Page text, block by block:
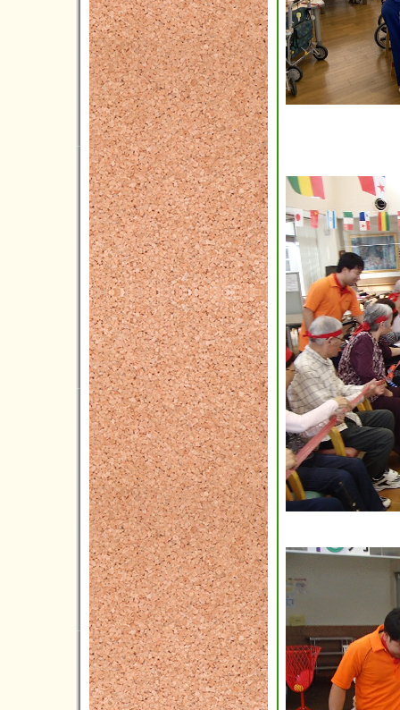
2017年05月(9)
2017年04月(5)
2017年03月(10)
2017年02月(8)
2017年01月(4)
2016年12月(6)
2016年11月(4)
2016年10月(8)
2016年09月(6)
2016年08月(4)
2016年07月(9)
2016年06月(6)
2016年05月(3)
2016年04月(3)
2016年03月(2)
2016年02月(7)
2016年01月(5)
2015年12月(3)
2015年11月(2)
2015年10月(4)
2015年09月(8)
2015年08月(5)
2015年07月(8)
2015年06月(4)